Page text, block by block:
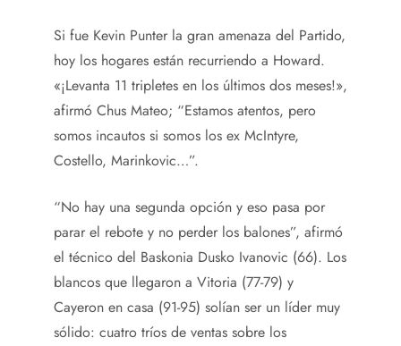
Si fue Kevin Punter la gran amenaza del Partido,
hoy los hogares están recurriendo a Howard.
«¡Levanta 11 tripletes en los últimos dos meses!»,
afirmó Chus Mateo; “Estamos atentos, pero
somos incautos si somos los ex McIntyre,
Costello, Marinkovic…”.
“No hay una segunda opción y eso pasa por
parar el rebote y no perder los balones”, afirmó
el técnico del Baskonia Dusko Ivanovic (66). Los
blancos que llegaron a Vitoria (77-79) y
Cayeron en casa (91-95) solían ser un líder muy
sólido: cuatro tríos de ventas sobre los